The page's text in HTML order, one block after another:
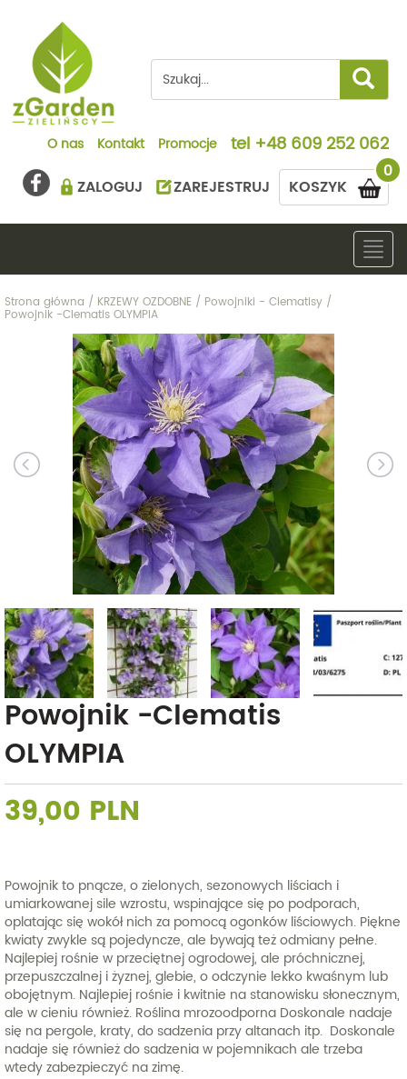
O nas Kontakt Promocje tel +48 609 252 062
0
KOSZYK
ZALOGUJ ZAREJESTRUJ
Strona główna / KRZEWY OZDOBNE / Powojniki - Clematisy /
Powojnik -Clematis OLYMPIA
Powojnik -Clematis
OLYMPIA
39,00 PLN
Powojnik to pnącze, o zielonych, sezonowych liściach i
umiarkowanej sile wzrostu, wspinające się po podporach,
oplatając się wokół nich za pomocą ogonków liściowych. Piękne
kwiaty zwykle są pojedyncze, ale bywają też odmiany pełne.
Najlepiej rośnie w przeciętnej ogrodowej, ale próchnicznej,
przepuszczalnej i żyznej, glebie, o odczynie lekko kwaśnym lub
obojętnym. Najlepiej rośnie i kwitnie na stanowisku słonecznym,
ale w cieniu również. Roślina mrozoodporna Doskonale nadaje
się na pergole, kraty, do sadzenia przy altanach itp. Doskonale
nadaje się również do sadzenia w pojemnikach ale trzeba
wtedy zabezpieczyć na zimę.